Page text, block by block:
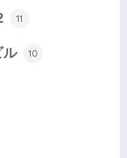
11
ル 10